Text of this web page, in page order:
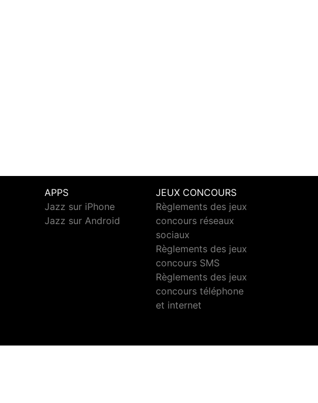
APPS
Jazz sur iPhone
Jazz sur Android
JEUX CONCOURS
Règlements des jeux
concours réseaux
sociaux
Règlements des jeux
concours SMS
Règlements des jeux
concours téléphone
et internet